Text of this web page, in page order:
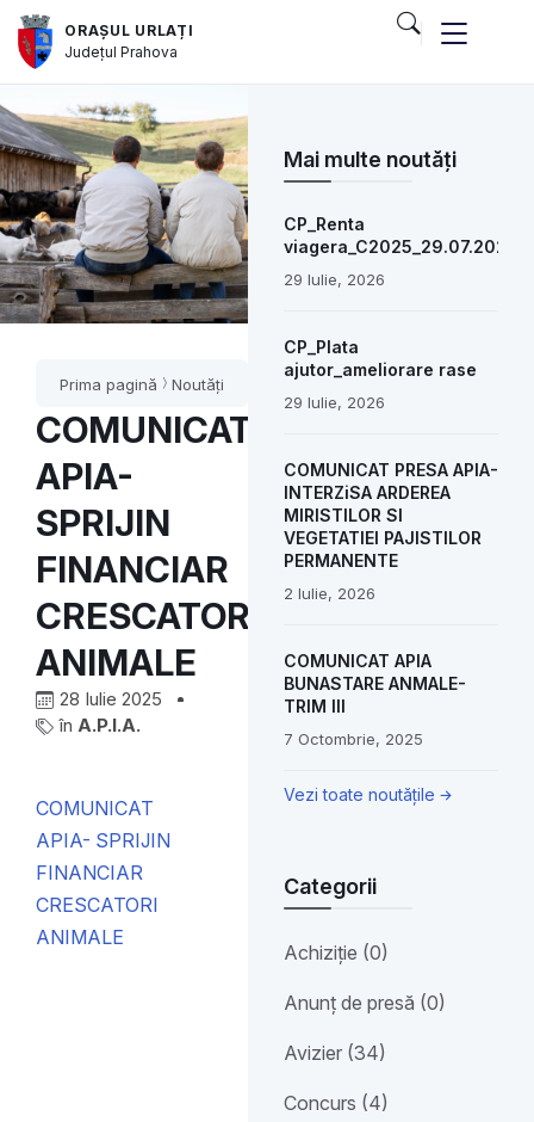
ORAȘUL URLAȚI
JudețulPrahova
Prima pagină Noutăți
COMUNICAT
APIA-
SPRIJIN
FINANCIAR
CRESCATORI
ANIMALE
28 Iulie 2025
în A.P.I.A.
COMUNICAT
APIA- SPRIJIN
FINANCIAR
CRESCATORI
ANIMALE
Mai multe noutăți
CP_Renta
viagera_C2025_29.07.2026
29 Iulie, 2026
CP_Plata
ajutor_ameliorare rase
29 Iulie, 2026
COMUNICAT PRESA APIA-
INTERZiSA ARDEREA
MIRISTILOR SI
VEGETATIEI PAJISTILOR
PERMANENTE
2 Iulie, 2026
COMUNICAT APIA
BUNASTARE ANMALE-
TRIM III
7 Octombrie, 2025
Vezi toate noutățile
Categorii
Achiziție (0)
Anunț de presă (0)
Avizier (34)
Concurs (4)